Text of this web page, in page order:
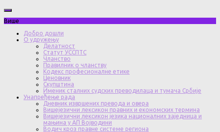
Више
Добро дошли
О удружењу
Делатност
Статут УССПТС
Чланство
Правилник о чланству
Кодекс професионалне етике
Ценовник
Скупштина
Именик сталних судских преводилаца и тумача Србије
Унапређење рада
Дневник извршених превода и овера
Вишејезични лексикон правних и економских термина
Вишејезични лексикон језика националних заједница и
мањина у АП Војводини
Водич кроз правне системе региона